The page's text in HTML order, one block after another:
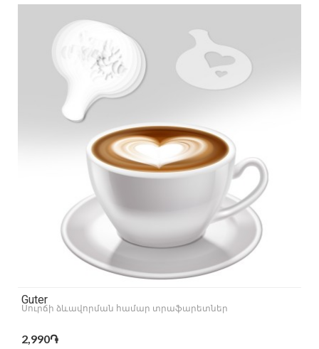
Guter
Սուրճի ձևավորման համար տրաֆարետներ
2,990֏